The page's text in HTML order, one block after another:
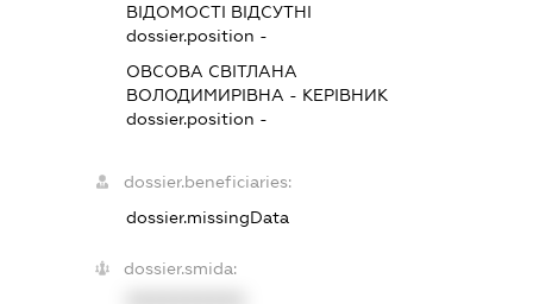
ВІДОМОСТІ ВІДСУТНІ
dossier.position -
ОВСОВА СВІТЛАНА
ВОЛОДИМИРІВНА - КЕРІВНИК
dossier.position -
dossier.beneficiaries:
dossier.missingData
dossier.smida: